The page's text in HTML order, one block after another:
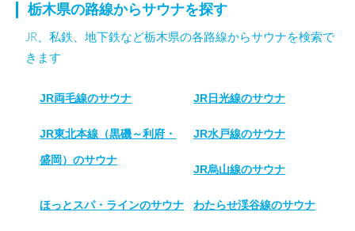
栃木県の路線からサウナを探す
JR、私鉄、地下鉄など栃木県の各路線からサウナを検索で
きます
JR両毛線のサウナ JR日光線のサウナ
JR東北本線（黒磯～利府・
盛岡）のサウナ
JR水戸線のサウナ
JR烏山線のサウナ
ほっとスパ・ラインのサウナ わたらせ渓谷線のサウナ